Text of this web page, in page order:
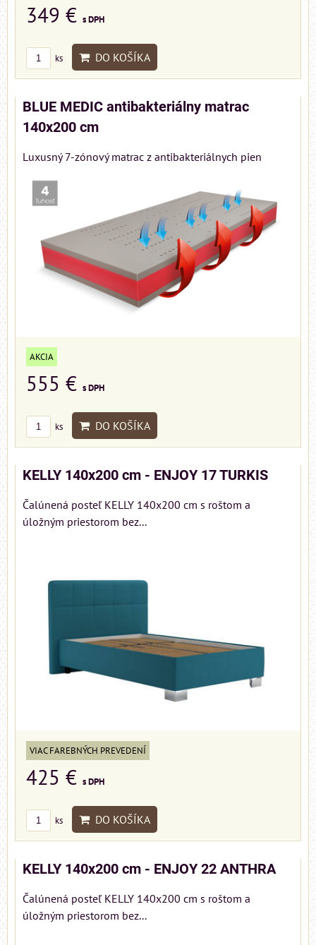
349 € s DPH
ks DO KOŠÍKA
BLUE MEDIC antibakteriálny matrac
140x200 cm
Luxusný 7-zónový matrac z antibakteriálnych pien
AKCIA
555 € s DPH
ks DO KOŠÍKA
KELLY 140x200 cm - ENJOY 17 TURKIS
Čalúnená posteľ KELLY 140x200 cm s roštom a
úložným priestorom bez...
VIAC FAREBNÝCH PREVEDENÍ
425 € s DPH
ks DO KOŠÍKA
KELLY 140x200 cm - ENJOY 22 ANTHRA
Čalúnená posteľ KELLY 140x200 cm s roštom a
úložným priestorom bez...